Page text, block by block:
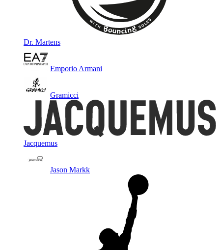
Dr. Martens
Emporio Armani
Gramicci
Jacquemus
Jason Markk